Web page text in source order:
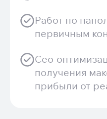
Работ по
первичным
Сео-
получения
прибыли от